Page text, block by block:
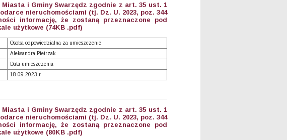
i Gminy Swarzędz zgodnie z art. 35 ust. 1
nieruchomościami (tj. Dz. U. 2023, poz. 344
informację, że zostaną przeznaczone pod
użytkowe (74KB .pdf)
Osoba odpowiedzialna za umieszczenie
Aleksandra Pietrzak
Data umieszczenia
18.09.2023 r.
i Gminy Swarzędz zgodnie z art. 35 ust. 1
nieruchomościami (tj. Dz. U. 2023, poz. 344
informację, że zostaną przeznaczone pod
użytkowe (80KB .pdf)